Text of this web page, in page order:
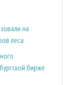
на
леса
бирже